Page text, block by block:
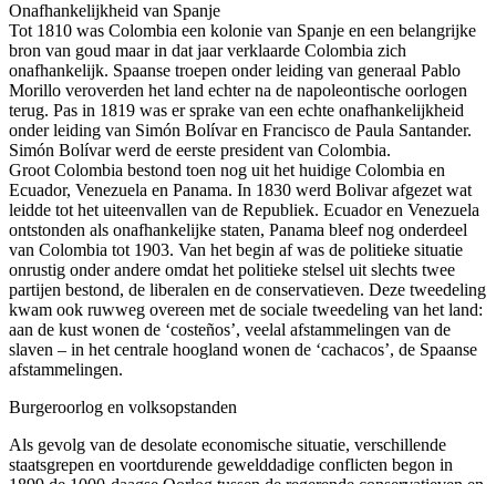
Onafhankelijkheid van Spanje
Tot 1810 was Colombia een kolonie van Spanje en een belangrijke
bron van goud maar in dat jaar verklaarde Colombia zich
onafhankelijk. Spaanse troepen onder leiding van generaal Pablo
Morillo veroverden het land echter na de napoleontische oorlogen
terug. Pas in 1819 was er sprake van een echte onafhankelijkheid
onder leiding van Simón Bolívar en Francisco de Paula Santander.
Simón Bolívar werd de eerste president van Colombia.
Groot Colombia bestond toen nog uit het huidige Colombia en
Ecuador, Venezuela en Panama. In 1830 werd Bolivar afgezet wat
leidde tot het uiteenvallen van de Republiek. Ecuador en Venezuela
ontstonden als onafhankelijke staten, Panama bleef nog onderdeel
van Colombia tot 1903. Van het begin af was de politieke situatie
onrustig onder andere omdat het politieke stelsel uit slechts twee
partijen bestond, de liberalen en de conservatieven. Deze tweedeling
kwam ook ruwweg overeen met de sociale tweedeling van het land:
aan de kust wonen de ‘costeños’, veelal afstammelingen van de
slaven – in het centrale hoogland wonen de ‘cachacos’, de Spaanse
afstammelingen.
Burgeroorlog en volksopstanden
Als gevolg van de desolate economische situatie, verschillende
staatsgrepen en voortdurende gewelddadige conflicten begon in